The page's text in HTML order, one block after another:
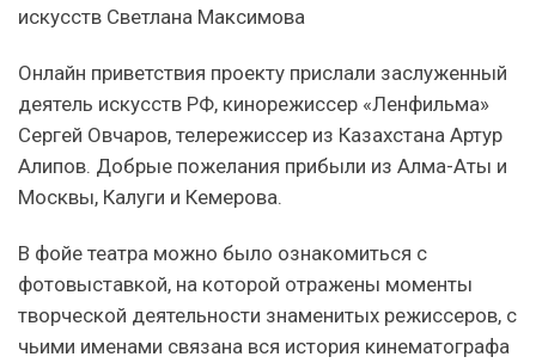
искусств Светлана Максимова
Онлайн приветствия проекту прислали заслуженный
деятель искусств РФ, кинорежиссер «Ленфильма»
Сергей Овчаров, телережиссер из Казахстана Артур
Алипов. Добрые пожелания прибыли из Алма-Аты и
Москвы, Калуги и Кемерова.
В фойе театра можно было ознакомиться с
фотовыставкой, на которой отражены моменты
творческой деятельности знаменитых режиссеров, с
чьими именами связана вся история кинематографа